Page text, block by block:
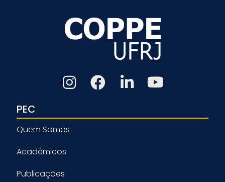
PEC
Quem Somos
Acadêmicos
Publicações